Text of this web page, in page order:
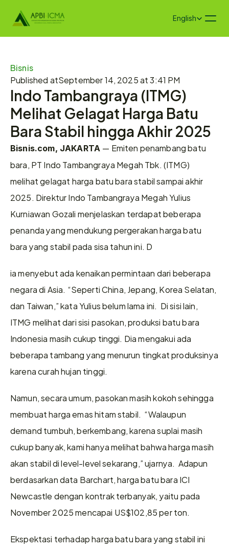
Select Language
English
Bisnis
Published atSeptember 14, 2025 at 3:41 PM
Indo Tambangraya (ITMG)
Melihat Gelagat Harga Batu
Bara Stabil hingga Akhir 2025
Bisnis.com, JAKARTA — Emiten penambang batu
bara, PT Indo Tambangraya Megah Tbk. (ITMG)
melihat gelagat harga batu bara stabil sampai akhir
2025. Direktur Indo Tambangraya Megah Yulius
Kurniawan Gozali menjelaskan terdapat beberapa
penanda yang mendukung pergerakan harga batu
bara yang stabil pada sisa tahun ini. D
ia menyebut ada kenaikan permintaan dari beberapa
negara di Asia. “Seperti China, Jepang, Korea Selatan,
dan Taiwan,” kata Yulius belum lama ini.  Di sisi lain,
ITMG melihat dari sisi pasokan, produksi batu bara
Indonesia masih cukup tinggi. Dia mengakui ada
beberapa tambang yang menurun tingkat produksinya
karena curah hujan tinggi.
Namun, secara umum, pasokan masih kokoh sehingga
membuat harga emas hitam stabil.  “Walaupun
demand tumbuh, berkembang, karena suplai masih
cukup banyak, kami hanya melihat bahwa harga masih
akan stabil di level-level sekarang,” ujarnya.  Adapun
berdasarkan data Barchart, harga batu bara ICI
Newcastle dengan kontrak terbanyak, yaitu pada
November 2025 mencapai US$102,85 per ton.
Ekspektasi terhadap harga batu bara yang stabil ini